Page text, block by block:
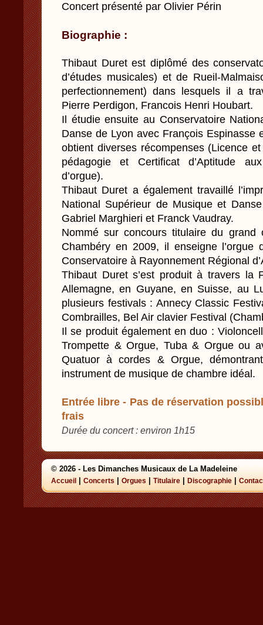
Concert présenté par Olivier Périn
Biographie :
Thibaut Duret est diplômé des
d’études musicales) et de Rueil-
perfectionnement) dans lesquels il a
Pierre Perdigon, Francois Henri Houbart.
Il étudie ensuite au Conservatoire
Danse de Lyon avec François Espinasse
obtient diverses récompenses (Licence
pédagogie et Certificat d’Aptitude
d’orgue).
Thibaut Duret a également travaillé
National Supérieur de Musique et
Gabriel Marghieri et Franck Vaudray.
Nommé sur concours titulaire du
Chambéry en 2009, il enseigne l’orgue
Conservatoire à Rayonnement Régional
Thibaut Duret s’est produit à travers la
Allemagne, en Guyane, en Suisse, au
plusieurs festivals : Annecy Classic
Combrailles, Bel Air clavier Festival
Il se produit également en duo :
Trompette & Orgue, Tuba & Orgue ou
Quatuor à cordes & Orgue,
instrument de musique de chambre idéal.
Entrée libre - Pas de réservation
frais
Durée du concert : environ 1h15
© 2026 - Les Dimanches Musicaux de La Madeleine
Accueil Concerts Orgues Titulaire Discographie